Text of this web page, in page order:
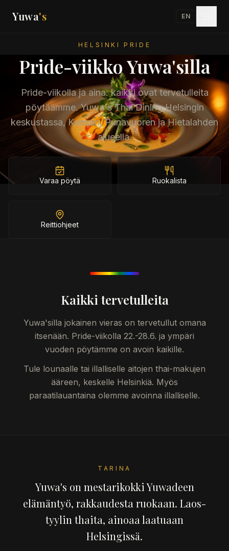
Yuwa's EN
HELSINKI PRIDE
Pride-viikko Yuwa'silla
Pride-viikolla ja aina: kaikki ovat tervetulleita
pöytäämme. Yuwa's Thai Dining Helsingin
keskustassa, Kampin, Punavuoren ja Hietalahden
alueella.
Varaa pöytä Ruokalista
Reittiohjeet
Kaikki tervetulleita
Yuwa'silla jokainen vieras on tervetullut omana
itsenään. Pride-viikolla 22.-28.6. ja ympäri
vuoden pöytämme on avoin kaikille.
Tule lounaalle tai illalliselle aitojen thai-makujen
ääreen, keskelle Helsinkiä. Myös
paraatilauantaina olemme avoinna illalliselle.
TARINA
Yuwa's on mestarikokki Yuwadeen
elämäntyö, rakkaudesta ruokaan. Laos-
tyylin thaita, ainoaa laatuaan
Helsingissä.